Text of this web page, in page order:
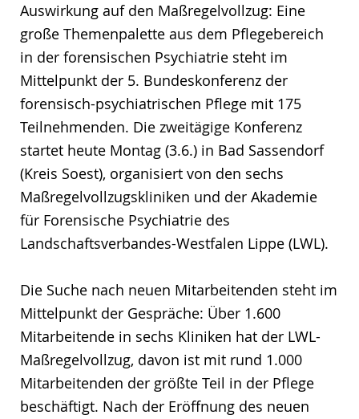
Auswirkung auf den Maßregelvollzug: Eine
große Themenpalette aus dem Pflegebereich
in der forensischen Psychiatrie steht im
Mittelpunkt der 5. Bundeskonferenz der
forensisch-psychiatrischen Pflege mit 175
Teilnehmenden. Die zweitägige Konferenz
startet heute Montag (3.6.) in Bad Sassendorf
(Kreis Soest), organisiert von den sechs
Maßregelvollzugskliniken und der Akademie
für Forensische Psychiatrie des
Landschaftsverbandes-Westfalen Lippe (LWL).
Die Suche nach neuen Mitarbeitenden steht im
Mittelpunkt der Gespräche: Über 1.600
Mitarbeitende in sechs Kliniken hat der LWL-
Maßregelvollzug, davon ist mit rund 1.000
Mitarbeitenden der größte Teil in der Pflege
beschäftigt. Nach der Eröffnung des neuen